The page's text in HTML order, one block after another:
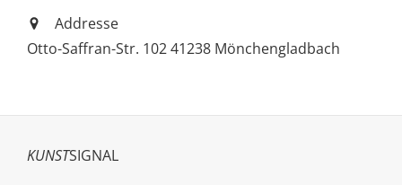
Addresse
Otto-Saffran-Str. 102 41238 Mönchengladbach
KUNSTSIGNAL